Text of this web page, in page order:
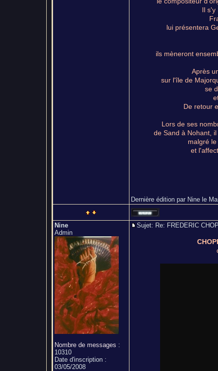
Il s'y
lui présentera
ils mèneront
Après
sur l'île de
se
De retour
Lors de ses
de Sand à Nohant,
malgré
et
Dernière édition par Nine le
Nine
Admin
Nombre de messages :
10310
Date d'inscription :
03/05/2008
Sujet: Re: FREDERIC